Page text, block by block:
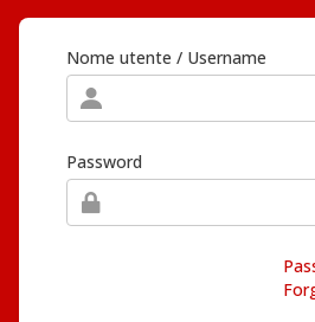
Nome utente / Username
Password